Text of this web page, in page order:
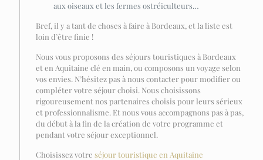
aux oiseaux et les fermes ostréiculteurs…
Bref, il y a tant de choses à faire à Bordeaux, et la liste est
loin d’être finie !
Nous vous proposons des séjours touristiques à Bordeaux
et en Aquitaine clé en main, ou composons un voyage selon
vos envies. N’hésitez pas à nous contacter pour modifier ou
compléter votre séjour choisi. Nous choisissons
rigoureusement nos partenaires choisis pour leurs sérieux
et professionnalisme. Et nous vous accompagnons pas à pas,
du début à la fin de la création de votre programme et
pendant votre séjour exceptionnel.
Choisissez votre séjour touristique en Aquitaine